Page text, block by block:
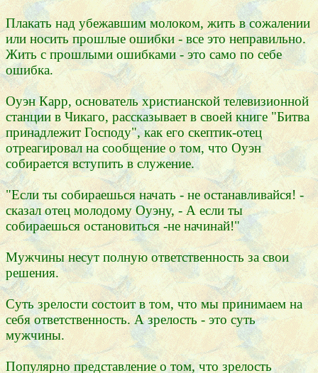
Плакать над убежавшим молоком, жить в сожалении
или носить прошлые ошибки - все это неправильно.
Жить с прошлыми ошибками - это само по себе
ошибка.
Оуэн Карр, основатель христианской телевизионной
станции в Чикаго, рассказывает в своей книге "Битва
принадлежит Господу", как его скептик-отец
отреагировал на сообщение о том, что Оуэн
собирается вступить в служение.
"Если ты собираешься начать - не останавливайся! -
сказал отец молодому Оуэну, - А если ты
собираешься остановиться -не начинай!"
Мужчины несут полную ответственность за свои
решения.
Суть зрелости состоит в том, что мы принимаем на
себя ответственность. А зрелость - это суть
мужчины.
Популярно представление о том, что зрелость